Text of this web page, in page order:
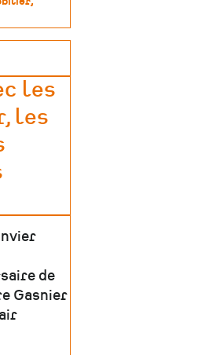
les
les
de
Gasnier